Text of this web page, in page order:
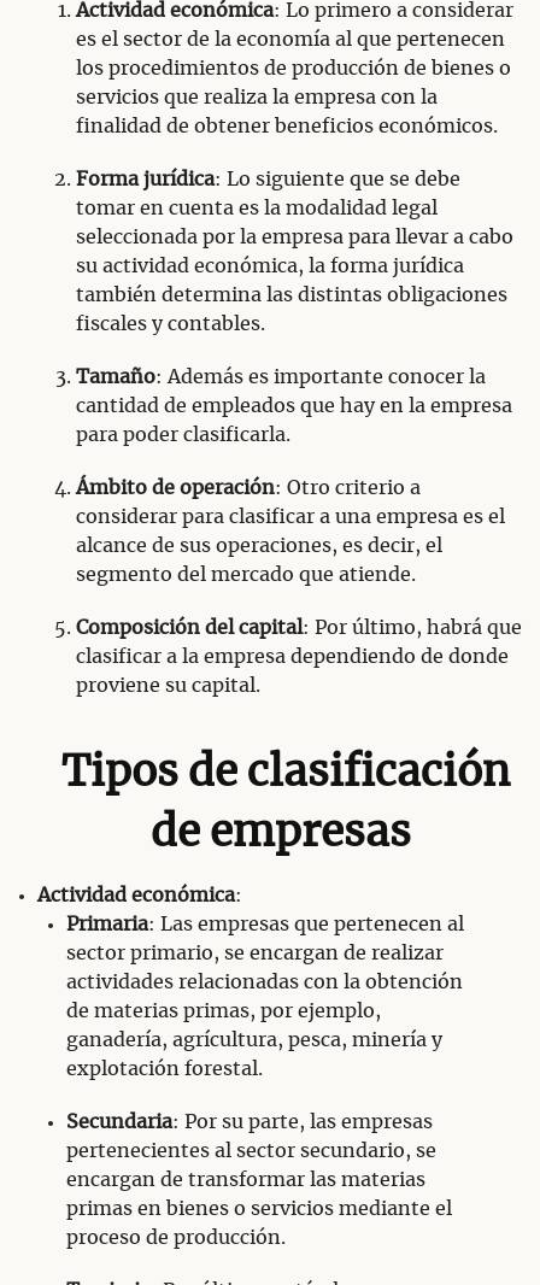
Actividad económica: Lo primero a considerar
es el sector de la economía al que pertenecen
los procedimientos de producción de bienes o
servicios que realiza la empresa con la
finalidad de obtener beneficios económicos.
Forma jurídica: Lo siguiente que se debe
tomar en cuenta es la modalidad legal
seleccionada por la empresa para llevar a cabo
su actividad económica, la forma jurídica
también determina las distintas obligaciones
fiscales y contables.
Tamaño: Además es importante conocer la
cantidad de empleados que hay en la empresa
para poder clasificarla.
Ámbito de operación: Otro criterio a
considerar para clasificar a una empresa es el
alcance de sus operaciones, es decir, el
segmento del mercado que atiende.
Composición del capital: Por último, habrá que
clasificar a la empresa dependiendo de donde
proviene su capital.
Tipos de clasificación
de empresas
Actividad económica:
Primaria: Las empresas que pertenecen al
sector primario, se encargan de realizar
actividades relacionadas con la obtención
de materias primas, por ejemplo,
ganadería, agrícultura, pesca, minería y
explotación forestal.
Secundaria: Por su parte, las empresas
pertenecientes al sector secundario, se
encargan de transformar las materias
primas en bienes o servicios mediante el
proceso de producción.